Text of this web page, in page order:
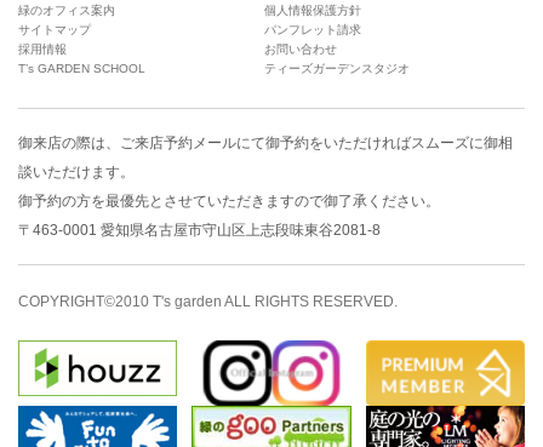
緑のオフィス案内
個人情報保護方針
サイトマップ
パンフレット請求
採用情報
お問い合わせ
T’s GARDEN SCHOOL
ティーズガーデンスタジオ
御来店の際は、 ご来店予約メールにて御予約をいただければスムーズに御相
談いただけます。
御予約の方を最優先とさせていただきますので御了承ください。
〒463-0001 愛知県名古屋市守山区上志段味東谷2081-8
COPYRIGHT©2010 T's garden ALL RIGHTS RESERVED.